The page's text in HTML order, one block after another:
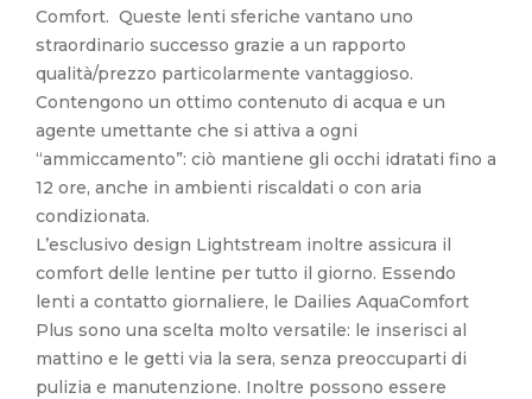
Comfort. Queste lenti sferiche vantano uno
straordinario successo grazie a un rapporto
qualità/prezzo particolarmente vantaggioso.
Contengono un ottimo contenuto di acqua e un
agente umettante che si attiva a ogni
“ammiccamento”: ciò mantiene gli occhi idratati fino a
12 ore, anche in ambienti riscaldati o con aria
condizionata.
L’esclusivo design Lightstream inoltre assicura il
comfort delle lentine per tutto il giorno. Essendo
lenti a contatto giornaliere, le Dailies AquaComfort
Plus sono una scelta molto versatile: le inserisci al
mattino e le getti via la sera, senza preoccuparti di
pulizia e manutenzione. Inoltre possono essere